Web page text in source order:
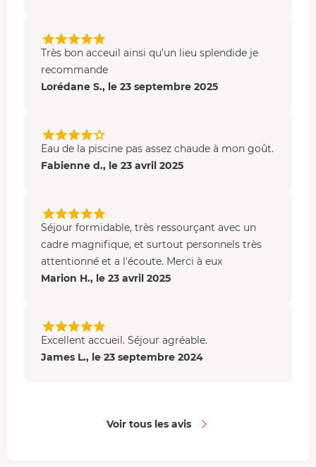
Très bon acceuil ainsi qu’un lieu splendide je
recommande
Lorédane S., le 23 septembre 2025
Eau de la piscine pas assez chaude à mon goût.
Fabienne d., le 23 avril 2025
Séjour formidable, très ressourçant avec un
cadre magnifique, et surtout personnels très
attentionné et a l'écoute. Merci à eux
Marion H., le 23 avril 2025
Excellent accueil. Séjour agréable.
James L., le 23 septembre 2024
Voir tous les avis